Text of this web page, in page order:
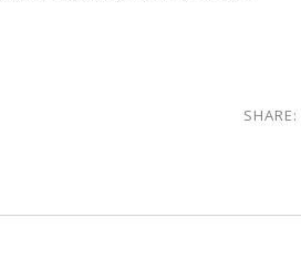
SHARE: